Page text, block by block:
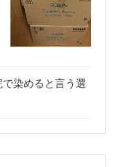
染めると言う選